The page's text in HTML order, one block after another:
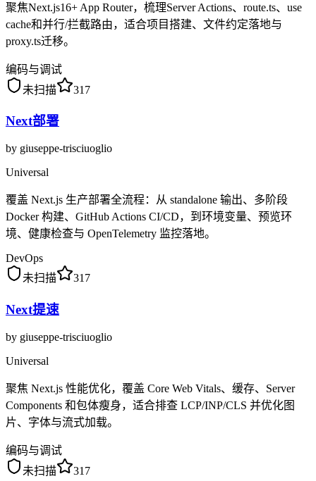
聚焦Next.js16+ App Router，梳理Server Actions、route.ts、use
cache和并行/拦截路由，适合项目搭建、文件约定落地与
proxy.ts迁移。
编码与调试
未扫描
317
Next部署
by giuseppe-trisciuoglio
Universal
覆盖 Next.js 生产部署全流程：从 standalone 输出、多阶段
Docker 构建、GitHub Actions CI/CD，到环境变量、预览环
境、健康检查与 OpenTelemetry 监控落地。
DevOps
未扫描
317
Next提速
by giuseppe-trisciuoglio
Universal
聚焦 Next.js 性能优化，覆盖 Core Web Vitals、缓存、Server
Components 和包体瘦身，适合排查 LCP/INP/CLS 并优化图
片、字体与流式加载。
编码与调试
未扫描
317